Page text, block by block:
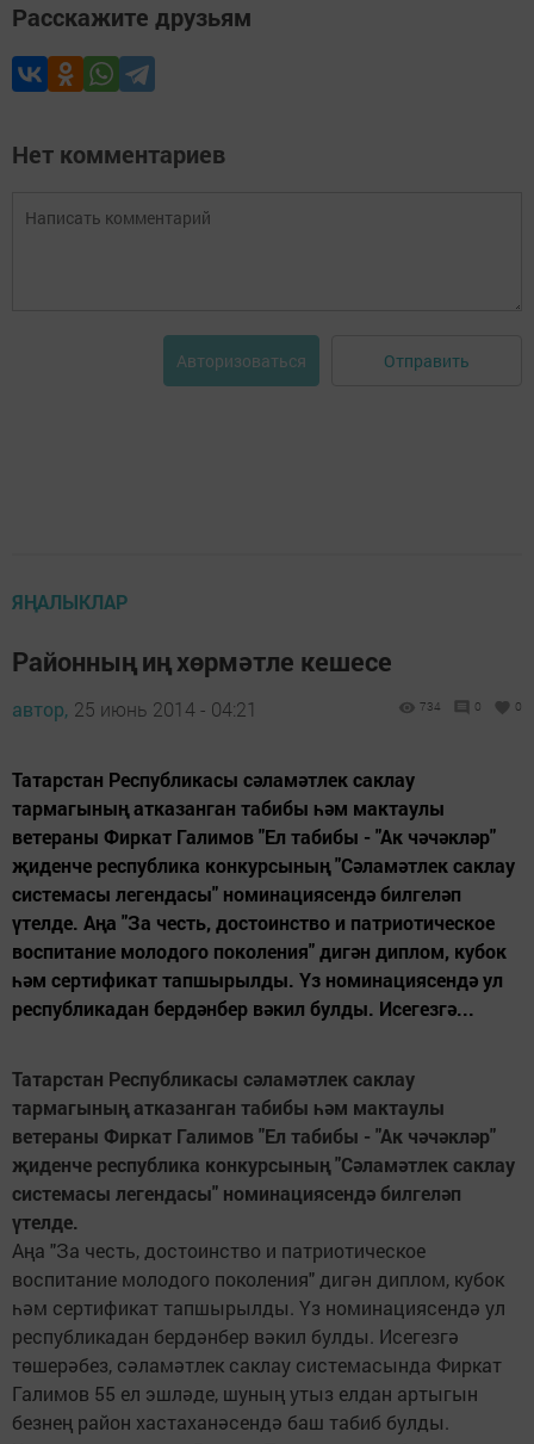
Расскажите друзьям
Нет комментариев
Авторизоваться Отправить
ЯҢАЛЫКЛАР
Районның иң хөрмәтле кешесе
автор, 25 июнь 2014 - 04:21 734 0 0
Татарстан Республикасы сәламәтлек саклау
тармагының атказанган табибы һәм мактаулы
ветераны Фиркат Галимов "Ел табибы - "Ак чәчәкләр"
җиденче республика конкурсының "Сәламәтлек саклау
системасы легендасы" номинациясендә билгеләп
үтелде. Аңа "За честь, достоинство и патриотическое
воспитание молодого поколения" дигән диплом, кубок
һәм сертификат тапшырылды. Үз номинациясендә ул
республикадан бердәнбер вәкил булды. Исегезгә...
Татарстан Республикасы сәламәтлек саклау
тармагының атказанган табибы һәм мактаулы
ветераны Фиркат Галимов "Ел табибы - "Ак чәчәкләр"
җиденче республика конкурсының "Сәламәтлек саклау
системасы легендасы" номинациясендә билгеләп
үтелде.
Аңа "За честь, достоинство и патриотическое
воспитание молодого поколения" дигән диплом, кубок
һәм сертификат тапшырылды. Үз номинациясендә ул
республикадан бердәнбер вәкил булды. Исегезгә
төшерәбез, сәламәтлек саклау системасында Фиркат
Галимов 55 ел эшләде, шуның утыз елдан артыгын
безнең район хастаханәсендә баш табиб булды.